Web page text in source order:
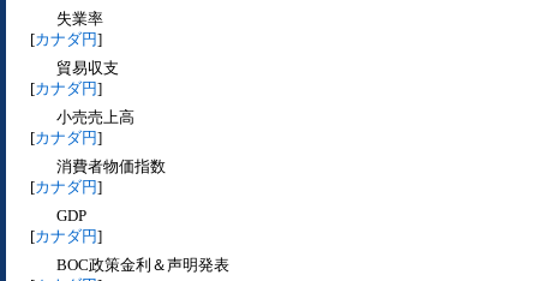
失業率
[カナダ円]
貿易収支
[カナダ円]
小売売上高
[カナダ円]
消費者物価指数
[カナダ円]
GDP
[カナダ円]
BOC政策金利＆声明発表